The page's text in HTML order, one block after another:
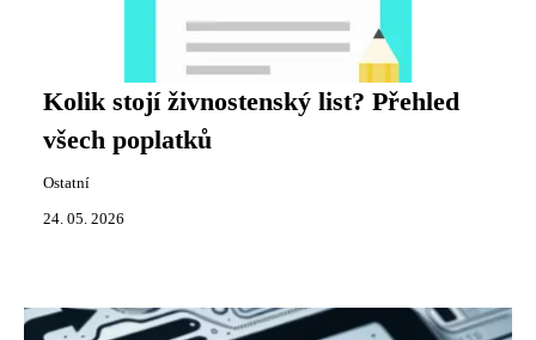
Kolik stojí živnostenský list? Přehled
všech poplatků
Ostatní
24. 05. 2026